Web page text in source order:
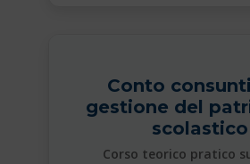
Conto
gestione del
scolastico
Corso teorico pratico